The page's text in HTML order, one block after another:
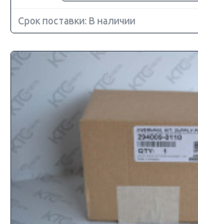
Срок поставки: В наличии